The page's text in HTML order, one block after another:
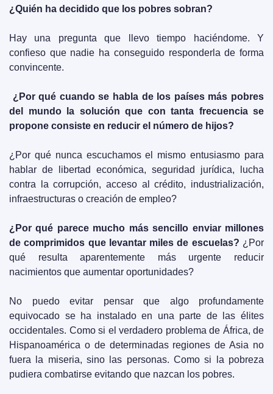
¿Quién ha decidido que los pobres sobran?
Hay una pregunta que llevo tiempo haciéndome. Y
confieso que nadie ha conseguido responderla de forma
convincente.
¿Por qué cuando se habla de los países más pobres
del mundo la solución que con tanta frecuencia se
propone consiste en reducir el número de hijos?
¿Por qué nunca escuchamos el mismo entusiasmo para
hablar de libertad económica, seguridad jurídica, lucha
contra la corrupción, acceso al crédito, industrialización,
infraestructuras o creación de empleo?
¿Por qué parece mucho más sencillo enviar millones
de comprimidos que levantar miles de escuelas? ¿Por
qué resulta aparentemente más urgente reducir
nacimientos que aumentar oportunidades?
No puedo evitar pensar que algo profundamente
equivocado se ha instalado en una parte de las élites
occidentales. Como si el verdadero problema de África, de
Hispanoamérica o de determinadas regiones de Asia no
fuera la miseria, sino las personas. Como si la pobreza
pudiera combatirse evitando que nazcan los pobres.